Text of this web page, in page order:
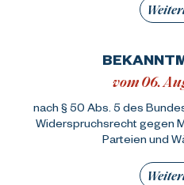
vom 06.
nach § 50 Abs. 5 des
Widerspruchsrecht gegen
Parteien und